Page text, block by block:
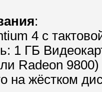
:
4 с
1 ГБ
Radeon
на жёстком